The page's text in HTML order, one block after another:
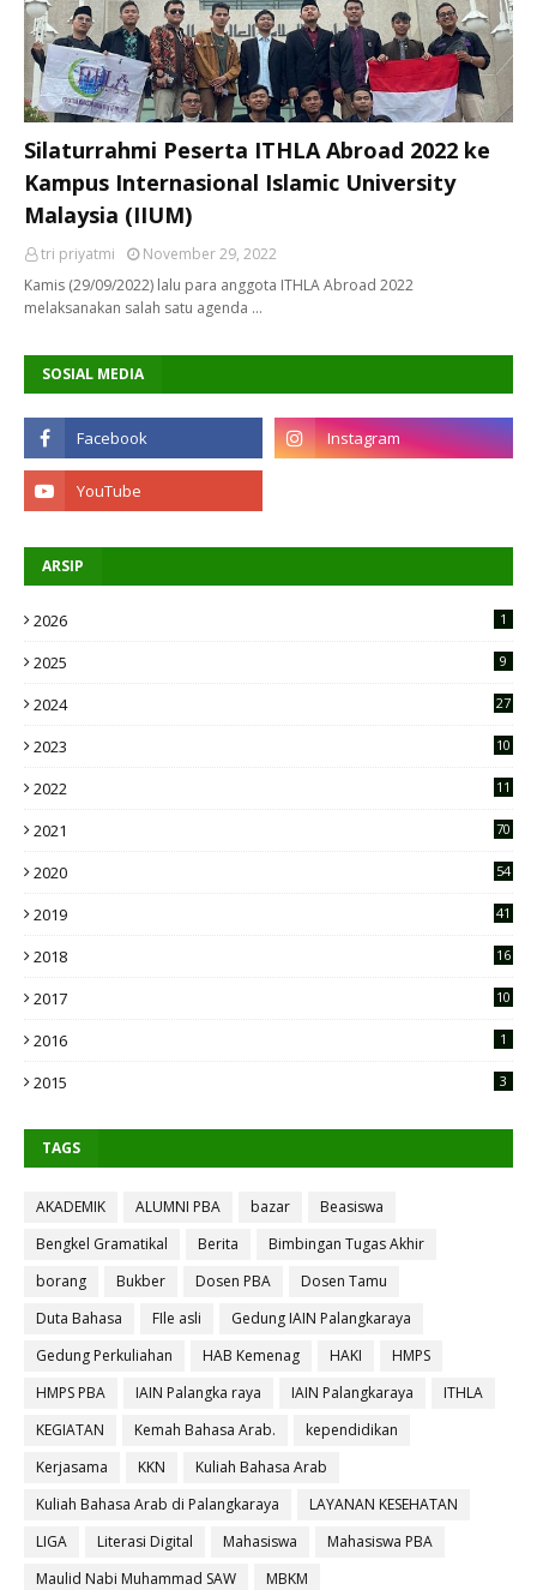
Silaturrahmi Peserta ITHLA Abroad 2022 ke
Kampus Internasional Islamic University
Malaysia (IIUM)
tri priyatmi
November 29, 2022
Kamis (29/09/2022) lalu para anggota ITHLA Abroad 2022
melaksanakan salah satu agenda …
SOSIAL MEDIA
ARSIP
2026 1
2025 9
2024 27
2023
10
2022
11
2021 70
2020 54
2019 41
2018 16
2017 10
2016 1
2015 3
TAGS
AKADEMIK ALUMNI PBA bazar
Beasiswa
Bengkel Gramatikal
Berita
Bimbingan Tugas Akhir
borang
Bukber Dosen PBA
Dosen Tamu
Duta Bahasa
FIle asli
Gedung IAIN Palangkaraya
Gedung Perkuliahan
HAB Kemenag HAKI
HMPS
HMPS PBA
IAIN Palangka raya IAIN Palangkaraya
ITHLA
KEGIATAN
Kemah Bahasa Arab.
kependidikan
Kerjasama
KKN
Kuliah Bahasa Arab
Kuliah Bahasa Arab di Palangkaraya
LAYANAN KESEHATAN
LIGA
Literasi Digital Mahasiswa
Mahasiswa PBA
Maulid Nabi Muhammad SAW
MBKM